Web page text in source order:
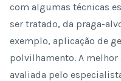
com algumas técnicas
ser tratado, da praga-
exemplo, aplicação de
polvilhamento. A melhor
avaliada pelo